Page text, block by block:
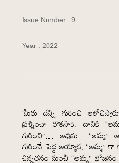
Issue Number : 9
Year : 2022
‘మీరు దేన్ని గురించి
ప్రశ్నించా రొకసారి. దానికి
గురించి”… అవును..
గురించే. పెద్ద అయ్యాక, “అమ్మ”
చిన్నతనం నుంచీ “అమ్మ”